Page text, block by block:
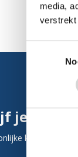
media,
verstrekt
je in en
korting